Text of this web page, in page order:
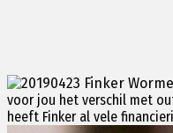
voor jou het verschil met
heeft Finker al vele